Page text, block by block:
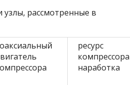
рассмотренные в
ресурс
компрессора
наработка